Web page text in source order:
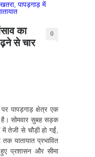
का
से चार
0
पर पापड़गाड़ क्षेत्र एक
सोमवार सुबह सड़क
में तेजी से चौड़ी हो गईं,
यातायात प्रभावित
प्रशासन और सीमा